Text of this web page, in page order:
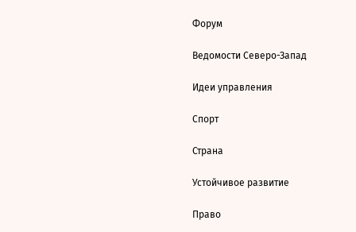
Форум
Ведомости Северо-Запад
Идеи управления
Спорт
Страна
Устойчивое развитие
Право